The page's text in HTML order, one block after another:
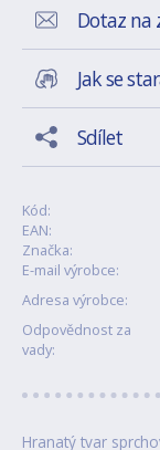
Dotaz na
Jak se
Sdílet
Kód:
EAN:
Značka:
E-mail výrobce:
Adresa výrobce:
Odpovědnost za
vady:
Hranatý tvar